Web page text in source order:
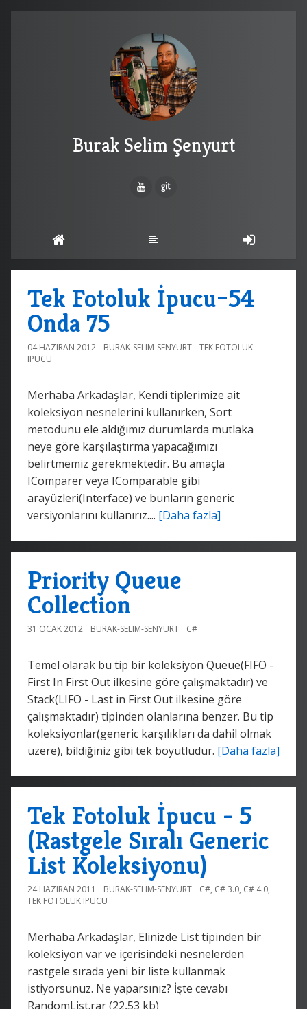
Burak Selim Şenyurt
Tek Fotoluk İpucu–54
Onda 75
04 HAZIRAN 2012 BURAK-SELIM-SENYURT
TEK FOTOLUK
IPUCU
Merhaba Arkadaşlar, Kendi tiplerimize ait
koleksiyon nesnelerini kullanırken, Sort
metodunu ele aldığımız durumlarda mutlaka
neye göre karşılaştırma yapacağımızı
belirtmemiz gerekmektedir. Bu amaçla
IComparer veya IComparable gibi
arayüzleri(Interface) ve bunların generic
versiyonlarını kullanırız.... [Daha fazla]
Priority Queue
Collection
31 OCAK 2012 BURAK-SELIM-SENYURT C#
Temel olarak bu tip bir koleksiyon Queue(FIFO -
First In First Out ilkesine göre çalışmaktadır) ve
Stack(LIFO - Last in First Out ilkesine göre
çalışmaktadır) tipinden olanlarına benzer. Bu tip
koleksiyonlar(generic karşılıkları da dahil olmak
üzere), bildiğiniz gibi tek boyutludur. [Daha fazla]
Tek Fotoluk İpucu - 5
(Rastgele Sıralı Generic
List Koleksiyonu)
24 HAZIRAN 2011 BURAK-SELIM-SENYURT C#, C# 3.0, C# 4.0,
TEK FOTOLUK IPUCU
Merhaba Arkadaşlar, Elinizde List tipinden bir
koleksiyon var ve içerisindeki nesnelerden
rastgele sırada yeni bir liste kullanmak
istiyorsunuz. Ne yaparsınız? İşte cevabı
RandomList.rar (22,53 kb)